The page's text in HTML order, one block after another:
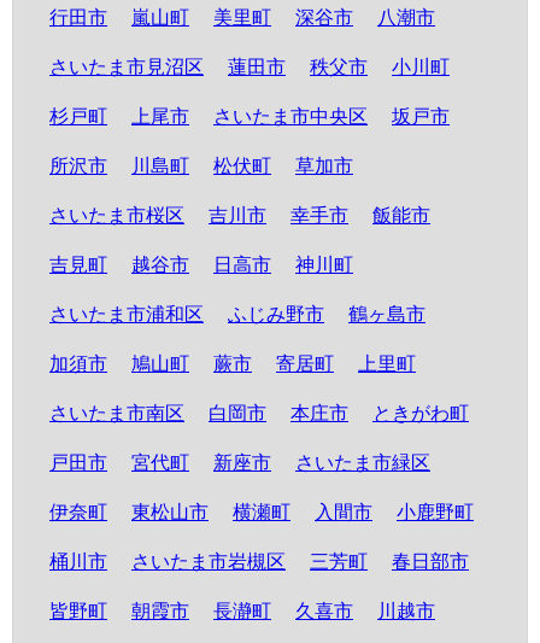
行田市 嵐山町 美里町 深谷市 八潮市
さいたま市見沼区 蓮田市 秩父市 小川町
杉戸町 上尾市 さいたま市中央区 坂戸市
所沢市 川島町 松伏町 草加市
さいたま市桜区 吉川市 幸手市 飯能市
吉見町 越谷市 日高市 神川町
さいたま市浦和区 ふじみ野市 鶴ヶ島市
加須市 鳩山町 蕨市 寄居町 上里町
さいたま市南区 白岡市 本庄市 ときがわ町
戸田市 宮代町 新座市 さいたま市緑区
伊奈町 東松山市 横瀬町 入間市 小鹿野町
桶川市 さいたま市岩槻区 三芳町 春日部市
皆野町 朝霞市 長瀞町 久喜市 川越市